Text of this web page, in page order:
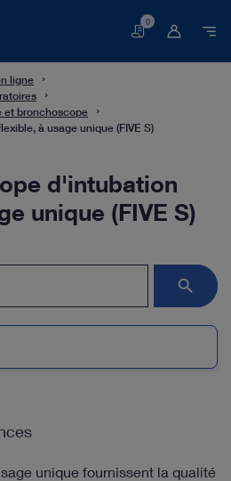
Panier
0
ligne
et bronchoscope
à usage unique (FIVE S)
d'intubation
unique (FIVE S)
unique fournissent la qualité
search